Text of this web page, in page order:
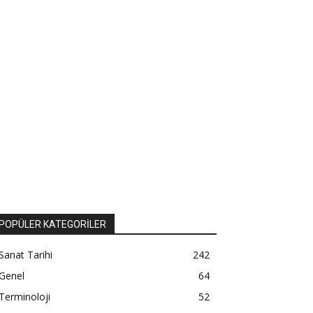
POPÜLER KATEGORİLER
Tarihi
242
64
Terminoloji
52